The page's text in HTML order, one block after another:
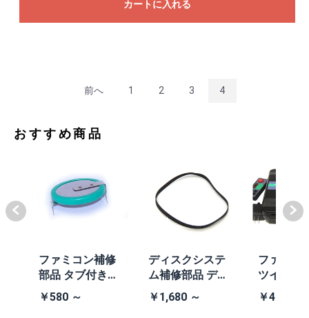
カートに入れる
前へ 1 2 3 4
おすすめ商品
ファミコン補修
部品 タブ付きコ
イン電池(CR203
2)
￥580 ～
ディスクシステ
ム補修部品 ディ
スクシステム用
交換ベルト
￥1,680 ～
ファミコ
ツインフ
ン本体
黒・連射
￥41,980